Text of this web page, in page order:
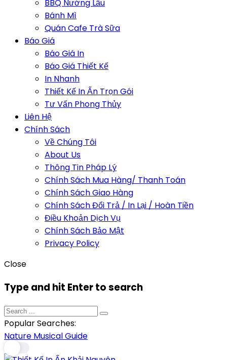
BBQ Nướng Lẩu
Bánh Mì
Quán Cafe Trà Sữa
Báo Giá
Báo Giá In
Báo Giá Thiết Kế
In Nhanh
Thiết Kế In Ấn Trọn Gói
Tư Vấn Phong Thủy
Liên Hệ
Chính Sách
Về Chúng Tôi
About Us
Thông Tin Pháp Lý
Chính Sách Mua Hàng/ Thanh Toán
Chính Sách Giao Hàng
Chính Sách Đổi Trả / In Lại / Hoàn Tiền
Điều Khoản Dịch Vụ
Chính Sách Bảo Mật
Privacy Policy
Close
Type and hit Enter to search
Popular Searches:
Nature MusicalGuide